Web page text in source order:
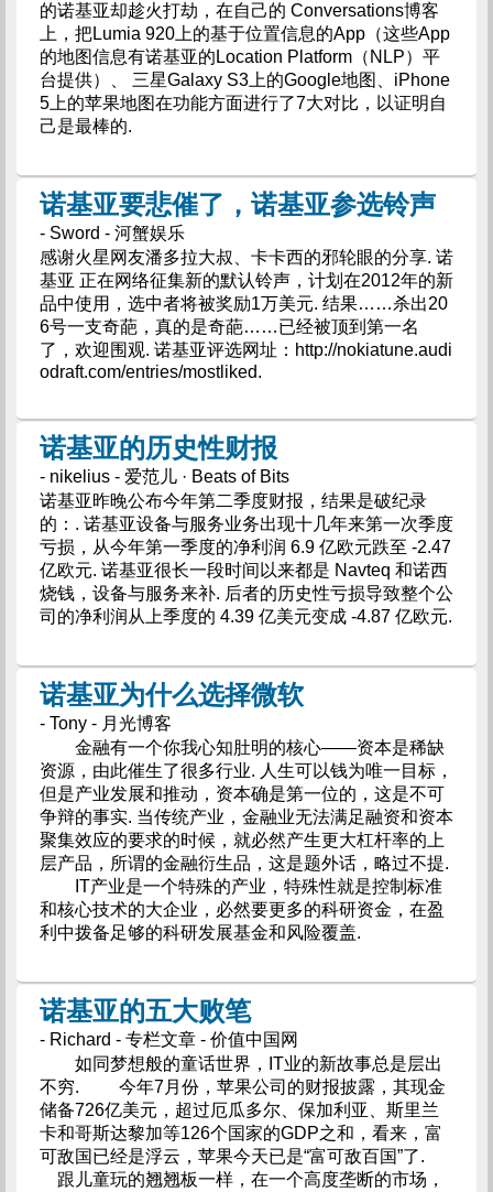
的诺基亚却趁火打劫，在自己的 Conversations博客
上，把Lumia 920上的基于位置信息的App（这些App
的地图信息有诺基亚的Location Platform（NLP）平
台提供）、 三星Galaxy S3上的Google地图、iPhone
5上的苹果地图在功能方面进行了7大对比，以证明自
己是最棒的.
诺基亚要悲催了，诺基亚参选铃声
- Sword - 河蟹娱乐
感谢火星网友潘多拉大叔、卡卡西的邪轮眼的分享. 诺
基亚 正在网络征集新的默认铃声，计划在2012年的新
品中使用，选中者将被奖励1万美元. 结果……杀出20
6号一支奇葩，真的是奇葩……已经被顶到第一名
了，欢迎围观. 诺基亚评选网址：http://nokiatune.audi
odraft.com/entries/mostliked.
诺基亚的历史性财报
- nikelius - 爱范儿 · Beats of Bits
诺基亚昨晚公布今年第二季度财报，结果是破纪录
的：. 诺基亚设备与服务业务出现十几年来第一次季度
亏损，从今年第一季度的净利润 6.9 亿欧元跌至 -2.47
亿欧元. 诺基亚很长一段时间以来都是 Navteq 和诺西
烧钱，设备与服务来补. 后者的历史性亏损导致整个公
司的净利润从上季度的 4.39 亿美元变成 -4.87 亿欧元.
诺基亚为什么选择微软
- Tony - 月光博客
金融有一个你我心知肚明的核心——资本是稀缺
资源，由此催生了很多行业. 人生可以钱为唯一目标，
但是产业发展和推动，资本确是第一位的，这是不可
争辩的事实. 当传统产业，金融业无法满足融资和资本
聚集效应的要求的时候，就必然产生更大杠杆率的上
层产品，所谓的金融衍生品，这是题外话，略过不提.
IT产业是一个特殊的产业，特殊性就是控制标准
和核心技术的大企业，必然要更多的科研资金，在盈
利中拨备足够的科研发展基金和风险覆盖.
诺基亚的五大败笔
- Richard - 专栏文章 - 价值中国网
如同梦想般的童话世界，IT业的新故事总是层出
不穷. 今年7月份，苹果公司的财报披露，其现金
储备726亿美元，超过厄瓜多尔、保加利亚、斯里兰
卡和哥斯达黎加等126个国家的GDP之和，看来，富
可敌国已经是浮云，苹果今天已是“富可敌百国”了.
跟儿童玩的翘翘板一样，在一个高度垄断的市场，